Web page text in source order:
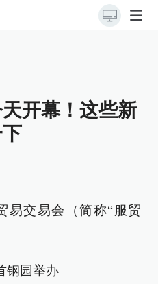
开幕！这些新
易交易会（简称“服贸
钢园举办